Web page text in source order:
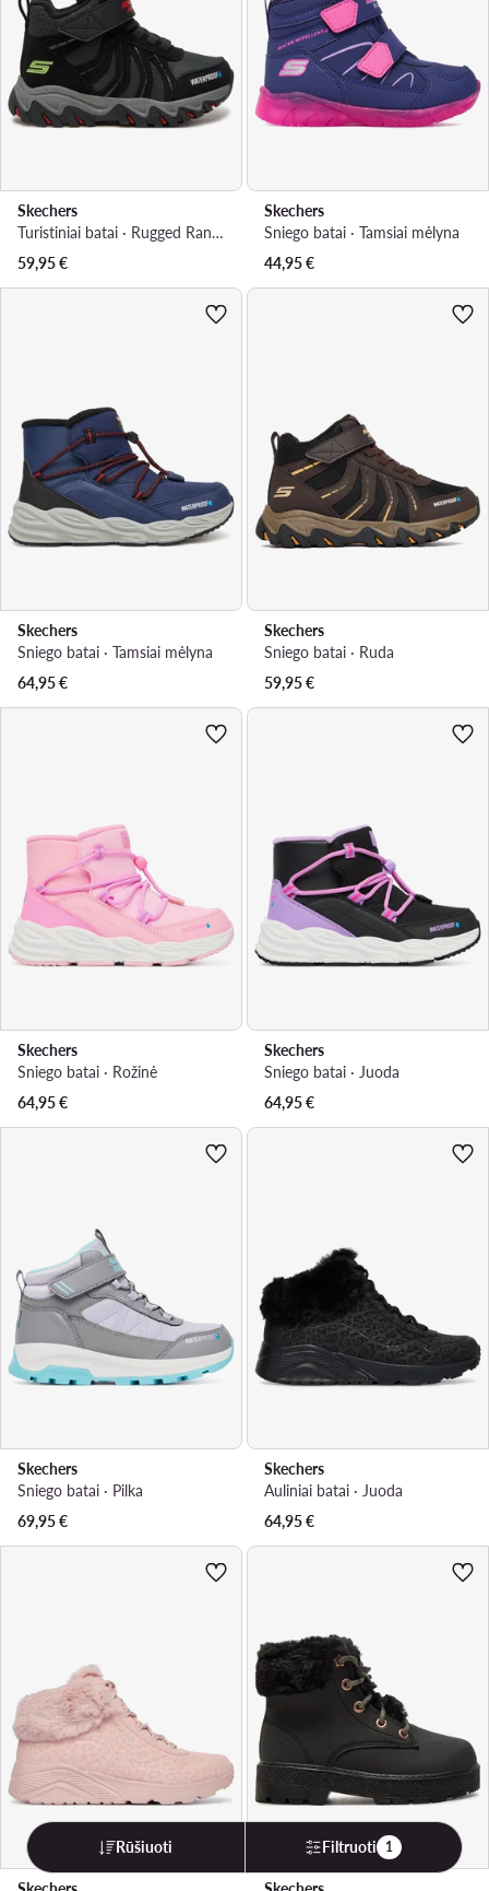
Skechers
Turistiniai batai · Rugged Ranger 406412L · Juoda
59,95€
Skechers
Sniego batai · Tamsiai mėlyna
44,95€
Skechers
Sniego batai · Tamsiai mėlyna
64,95€
Skechers
Sniego batai · Ruda
59,95€
Skechers
Sniego batai · Rožinė
64,95€
Skechers
Sniego batai · Juoda
64,95€
Skechers
Sniego batai · Pilka
69,95€
Skechers
Auliniai batai · Juoda
64,95€
Rūšiuoti Filtruoti 1